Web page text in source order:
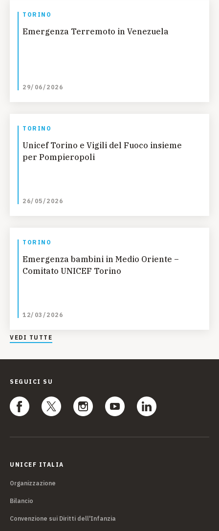
TORINO
Emergenza Terremoto in Venezuela
29/06/2026
TORINO
Unicef Torino e Vigili del Fuoco insieme
per Pompieropoli
26/05/2026
TORINO
Emergenza bambini in Medio Oriente –
Comitato UNICEF Torino
12/03/2026
VEDI TUTTE
SEGUICI SU
UNICEF ITALIA
Organizzazione
Bilancio
Convenzione sui Diritti dell'Infanzia